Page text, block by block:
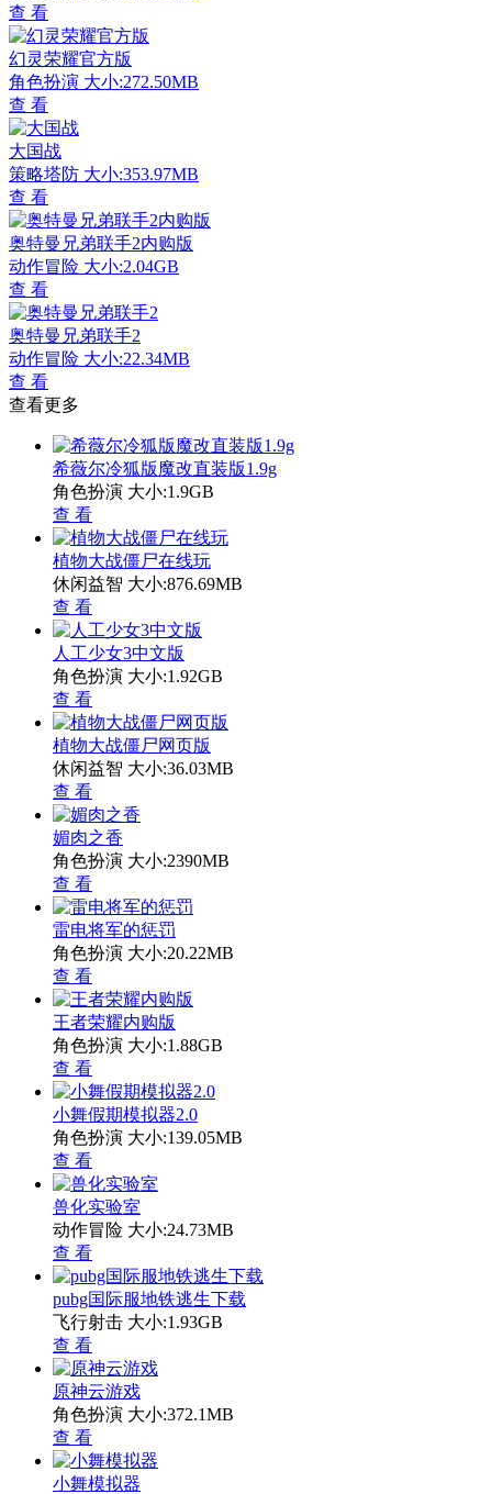
查 看
幻灵荣耀官方版
角色扮演 大小:272.50MB
查 看
大国战
策略塔防 大小:353.97MB
查 看
奥特曼兄弟联手2内购版
动作冒险 大小:2.04GB
查 看
奥特曼兄弟联手2
动作冒险 大小:22.34MB
查 看
查看更多
希薇尔冷狐版魔改直装版1.9g
角色扮演 大小:1.9GB
查 看
植物大战僵尸在线玩
休闲益智 大小:876.69MB
查 看
人工少女3中文版
角色扮演 大小:1.92GB
查 看
植物大战僵尸网页版
休闲益智 大小:36.03MB
查 看
媚肉之香
角色扮演 大小:2390MB
查 看
雷电将军的惩罚
角色扮演 大小:20.22MB
查 看
王者荣耀内购版
角色扮演 大小:1.88GB
查 看
小舞假期模拟器2.0
角色扮演 大小:139.05MB
查 看
兽化实验室
动作冒险 大小:24.73MB
查 看
pubg国际服地铁逃生下载
飞行射击 大小:1.93GB
查 看
原神云游戏
角色扮演 大小:372.1MB
查 看
小舞模拟器